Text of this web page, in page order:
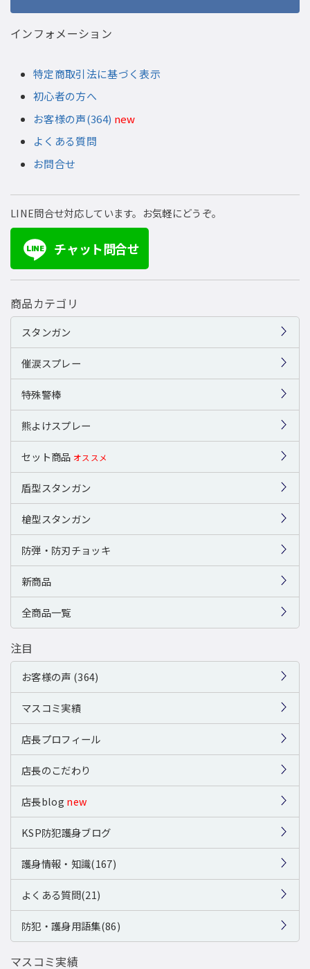
インフォメーション
特定商取引法に基づく表示
初心者の方へ
お客様の声(364) new
よくある質問
お問合せ
LINE問合せ対応しています。お気軽にどうぞ。
LINE チャット問合せ
商品カテゴリ
スタンガン
催涙スプレー
特殊警棒
熊よけスプレー
セット商品 オススメ
盾型スタンガン
槍型スタンガン
防弾・防刃チョッキ
新商品
全商品一覧
注目
お客様の声 (364)
マスコミ実績
店長プロフィール
店長のこだわり
店長blog new
KSP防犯護身ブログ
護身情報・知識(167)
よくある質問(21)
防犯・護身用語集(86)
マスコミ実績